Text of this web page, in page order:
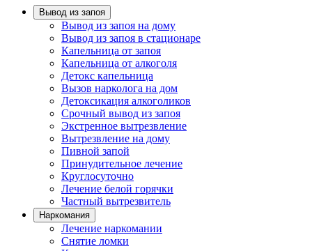
Вывод из запоя
Вывод из запоя на дому
Вывод из запоя в стационаре
Капельница от запоя
Капельница от алкоголя
Детокс капельница
Вызов нарколога на дом
Детоксикация алкоголиков
Срочный вывод из запоя
Экстренное вытрезвление
Вытрезвление на дому
Пивной запой
Принудительное лечение
Круглосуточно
Лечение белой горячки
Частный вытрезвитель
Наркомания
Лечение наркомании
Снятие ломки